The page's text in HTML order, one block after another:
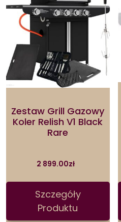
Zestaw Grill Gazowy
Koler Relish V1 Black
Rare
2 899.00zł
Szczegóły
Produktu